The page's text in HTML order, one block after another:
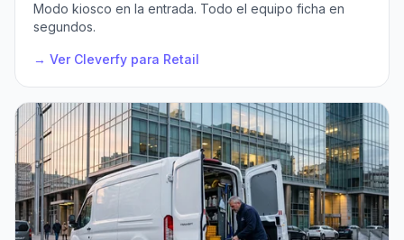
Modo kiosco en la entrada. Todo el equipo ficha en
segundos.
→ Ver Cleverfy para Retail